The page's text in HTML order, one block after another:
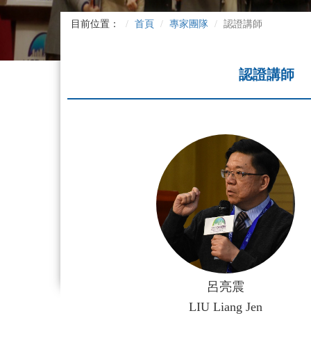
目前位置： 首頁 專家團隊 認證講師
認證講師
呂亮震
LIU Liang Jen